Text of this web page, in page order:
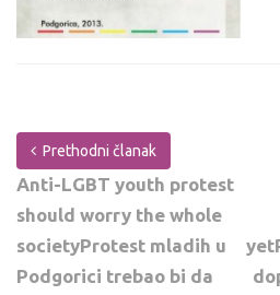
Prethodni članak
Anti-LGBT youth protest
should worry the whole
societyProtest mladih u
Podgorici trebao bi da